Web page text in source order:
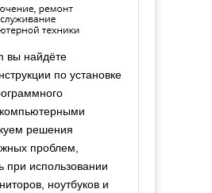
вы найдёте
по установке
решения
проблем,
при использовании
ноутбуков и